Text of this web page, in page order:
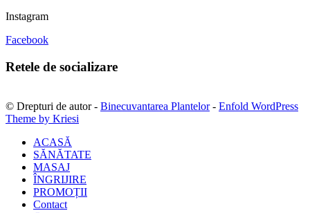
Instagram
Facebook
Retele de socializare
© Drepturi de autor - Binecuvantarea Plantelor- Enfold WordPress
Theme by Kriesi
ACASĂ
SĂNĂTATE
MASAJ
ÎNGRIJIRE
PROMOȚII
Contact